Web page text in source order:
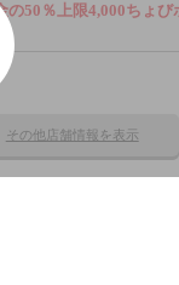
の50％上限4,000ちょび
その他店舗情報を表示